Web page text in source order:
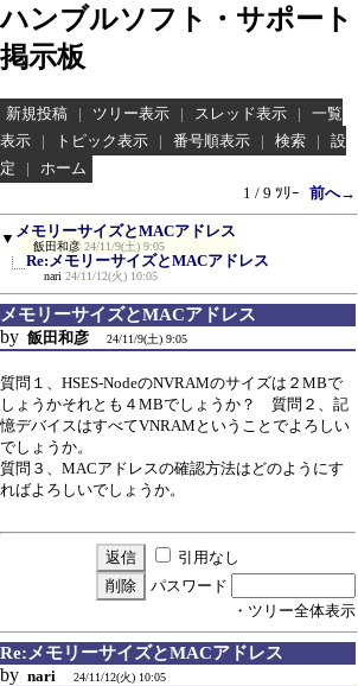
ハンブルソフト・サポート
掲示板
新規投稿 | ツリー表示 | スレッド表示 |
一覧
表示
| トピック表示 | 番号順表示 | 検索 |
設
定
|
ホーム
1 / 9 ﾂﾘｰ 前へ→
▼ メモリーサイズとMACアドレス
飯田和彦 24/11/9(土) 9:05
Re:メモリーサイズとMACアドレス
nari 24/11/12(火) 10:05
メモリーサイズとMACアドレス
by 飯田和彦 24/11/9(土) 9:05
質問１、HSES-NodeのNVRAMのサイズは２MBで
しょうかそれとも４MBでしょうか？ 質問２、記
憶デバイスはすべてVNRAMということでよろしい
でしょうか。
質問３、MACアドレスの確認方法はどのようにす
ればよろしいでしょうか。
引用なし
パスワード
・ツリー全体表示
Re:メモリーサイズとMACアドレス
by nari 24/11/12(火) 10:05